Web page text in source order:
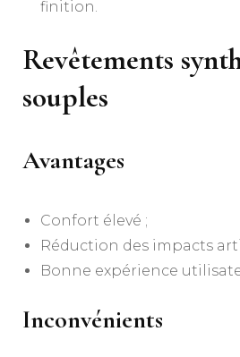
finition.
Revêtements
souples
Avantages
Confort élevé ;
Réduction des impacts
Bonne expérience
Inconvénients